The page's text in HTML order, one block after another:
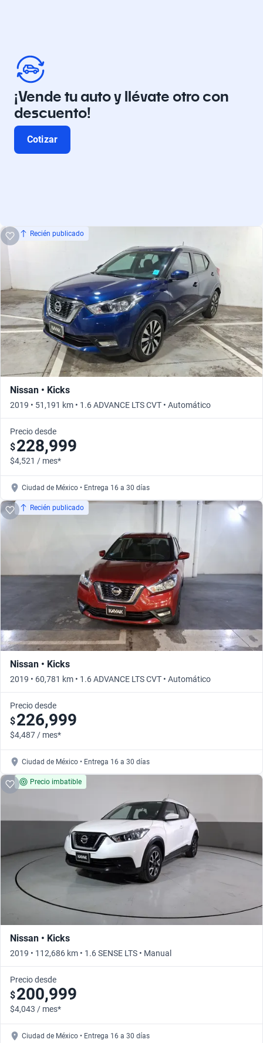
¡Vende tu auto y llévate otro con
descuento!
Cotizar
Recién publicado
Nissan • Kicks
2019 • 51,191 km • 1.6 ADVANCE LTS CVT • Automático
Precio desde
$228,999
$4,521 / mes*
Ciudad de México • Entrega 16 a 30 días
Recién publicado
Nissan • Kicks
2019 • 60,781 km • 1.6 ADVANCE LTS CVT • Automático
Precio desde
$226,999
$4,487 / mes*
Ciudad de México • Entrega 16 a 30 días
Precio imbatible
Nissan • Kicks
2019 • 112,686 km • 1.6 SENSE LTS • Manual
Precio desde
$200,999
$4,043 / mes*
Ciudad de México • Entrega 16 a 30 días